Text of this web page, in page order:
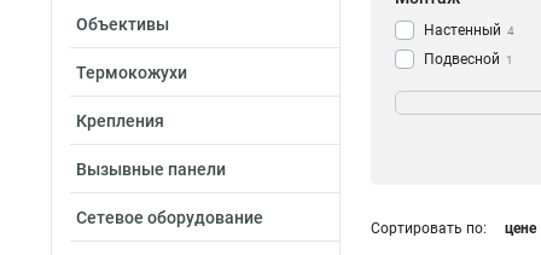
Объективы
Термокожухи
Крепления
Вызывные панели
Сетевое оборудование
Настенный 4
Подвесной 1
Потолочный 2
Сортировать по: цене